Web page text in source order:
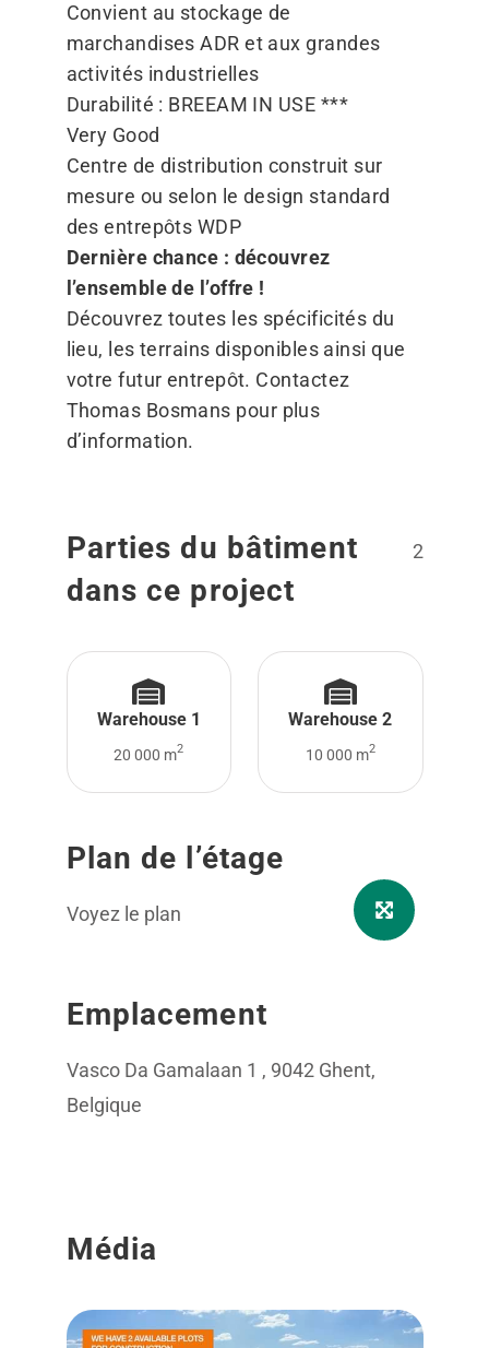
Convient au stockage de
marchandises ADR et aux grandes
activités industrielles
Durabilité : BREEAM IN USE ***
Very Good
Centre de distribution construit sur
mesure ou selon le design standard
des entrepôts WDP
Dernière chance : découvrez
l’ensemble de l’offre !
Découvrez toutes les spécificités du
lieu, les terrains disponibles ainsi que
votre futur entrepôt. Contactez
Thomas Bosmans pour plus
d’information.
Parties du bâtiment
dans ce project
2
Warehouse 1
20 000 m2
Warehouse 2
10 000 m2
Plan de l’étage
Voyez le plan
Emplacement
Vasco Da Gamalaan 1 , 9042 Ghent,
Belgique
Média